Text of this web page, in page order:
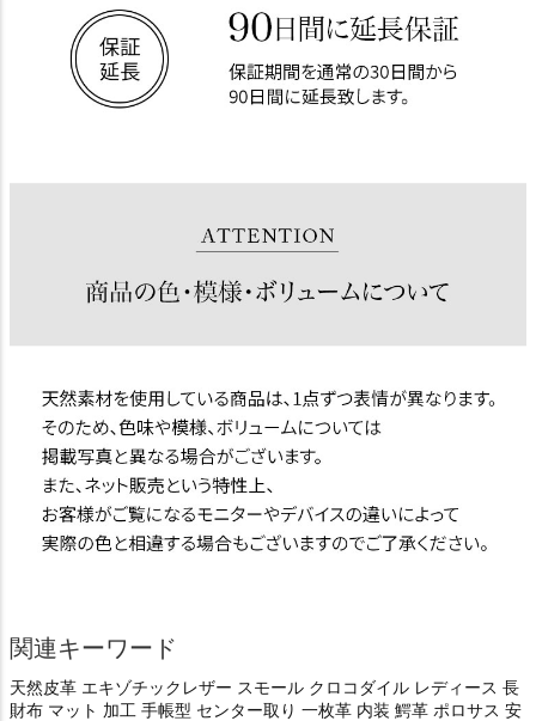
関連キーワード
天然皮革 エキゾチックレザー スモール クロコダイル レディース 長
財布 マット 加工 手帳型 センター取り 一枚革 内装 鰐革 ポロサス 安